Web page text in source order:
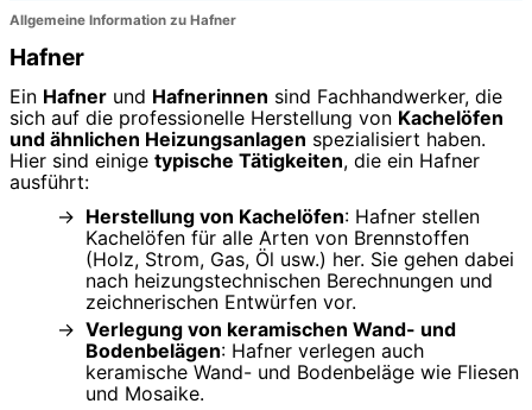
Allgemeine Information zu Hafner
Hafner
Ein Hafner und Hafnerinnen sind Fachhandwerker, die
sich auf die professionelle Herstellung von Kachelöfen
und ähnlichen Heizungsanlagen spezialisiert haben.
Hier sind einige typische Tätigkeiten, die ein Hafner
ausführt:
Herstellung von Kachelöfen: Hafner stellen
Kachelöfen für alle Arten von Brennstoffen
(Holz, Strom, Gas, Öl usw.) her. Sie gehen dabei
nach heizungstechnischen Berechnungen und
zeichnerischen Entwürfen vor.
Verlegung von keramischen Wand- und
Bodenbelägen: Hafner verlegen auch
keramische Wand- und Bodenbeläge wie Fliesen
und Mosaike.